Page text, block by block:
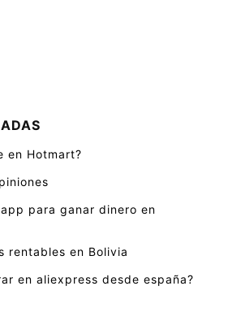
en Hotmart?
para ganar dinero en
rentables en Bolivia
en aliexpress desde españa?